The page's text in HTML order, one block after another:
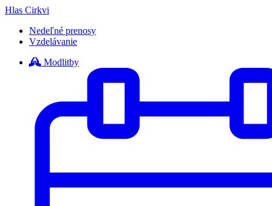
Hlas Cirkvi
Nedeľné prenosy
Vzdelávanie
Modlitby